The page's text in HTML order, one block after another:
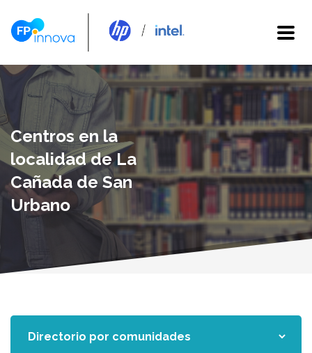
Centros en la
localidad de La
Cañada de San
Urbano